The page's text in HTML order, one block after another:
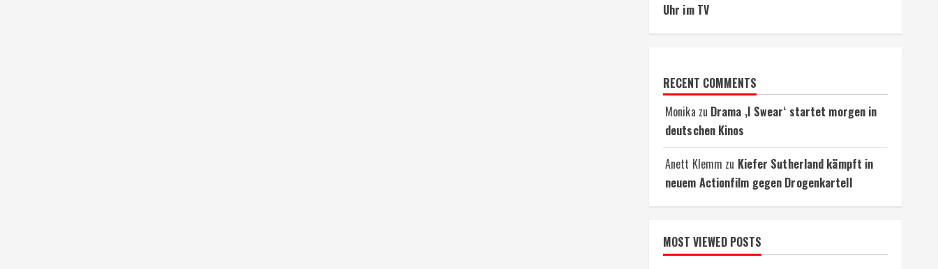
Uhr im TV
RECENT COMMENTS
Monika zu Drama ‚I Swear‘ startet morgen in
deutschen Kinos
Anett Klemm zu Kiefer Sutherland kämpft in
neuem Actionfilm gegen Drogenkartell
MOST VIEWED POSTS